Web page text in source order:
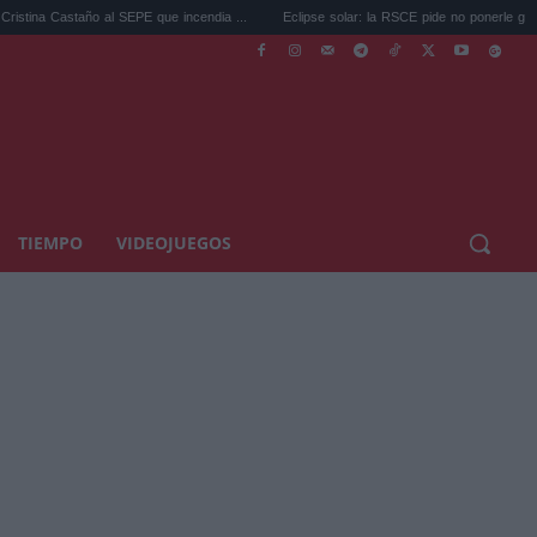
al SEPE que incendia ... Eclipse solar: la RSCE pide no ponerle gafas a tu ...
TIEMPO VIDEOJUEGOS